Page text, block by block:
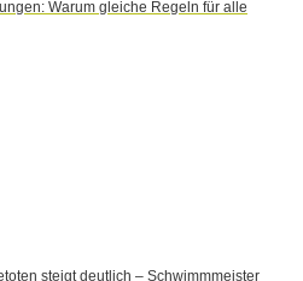
Warum gleiche Regeln für alle
steigt deutlich – Schwimmmeister